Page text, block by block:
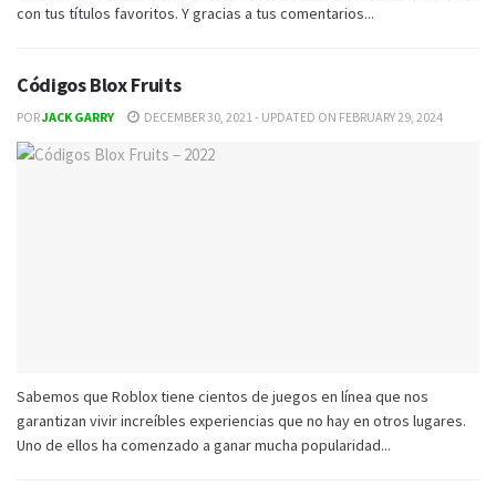
con tus títulos favoritos. Y gracias a tus comentarios...
Códigos Blox Fruits
PORJACK GARRY DECEMBER 30, 2021 - UPDATED ON FEBRUARY 29, 2024
Sabemos que Roblox tiene cientos de juegos en línea que nos
garantizan vivir increíbles experiencias que no hay en otros lugares.
Uno de ellos ha comenzado a ganar mucha popularidad...